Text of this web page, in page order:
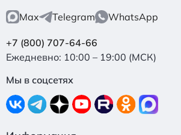
Max Telegram WhatsApp
+7 (800) 707-64-66
Ежедневно: 10:00 – 19:00 (МСК)
Мы в соцсетях